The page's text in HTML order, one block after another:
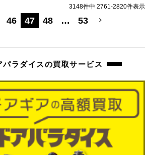
3148件中 2761-2820件表示
46 47 48 … 53
パラダイスの買取サービス